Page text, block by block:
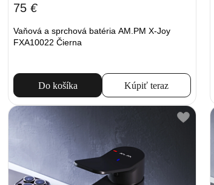
75 €
Vaňová a sprchová batéria AM.PM X-Joy
FXA10022 Čierna
Do košíka Kúpiť teraz